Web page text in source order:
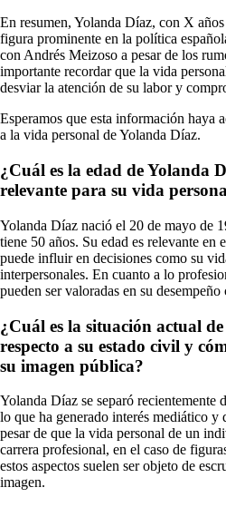
En resumen, Yolanda Díaz, con X
figura prominente en la política
con Andrés Meizoso a pesar de los
importante recordar que la vida
desviar la atención de su labor y
Esperamos que esta información haya
a la vida personal de Yolanda Díaz.
¿Cuál es la edad de Yolanda
relevante para su vida
Yolanda Díaz nació el 20 de mayo de
tiene 50 años. Su edad es relevante en
puede influir en decisiones como su
interpersonales. En cuanto a lo
pueden ser valoradas en su
¿Cuál es la situación actual
respecto a su estado civil y
su imagen pública?
Yolanda Díaz se separó recientemente
lo que ha generado interés mediático
pesar de que la vida personal de un
carrera profesional, en el caso de
estos aspectos suelen ser objeto de
imagen.